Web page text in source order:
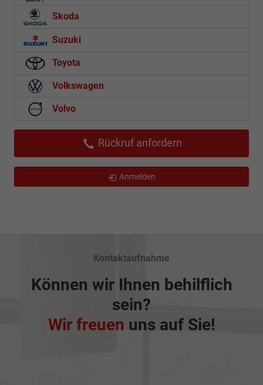
Skoda
Suzuki
Toyota
Volkswagen
Volvo
Rückruf anfordern
Anmelden
Kontaktaufnahme
Können wir Ihnen behilflich
sein?
Wir freuen uns auf Sie!